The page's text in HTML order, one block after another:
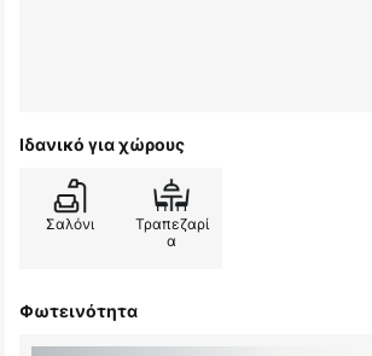
Ιδανικό για χώρους
Σαλόνι
Τραπεζαρί
α
Φωτεινότητα